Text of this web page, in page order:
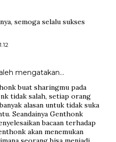
semoga selalu sukses
mengatakan…
buat sharingmu pada
tidak salah, setiap orang
alasan untuk tidak suka
Seandainya Genthonk
bacaan terhadap
akan menemukan